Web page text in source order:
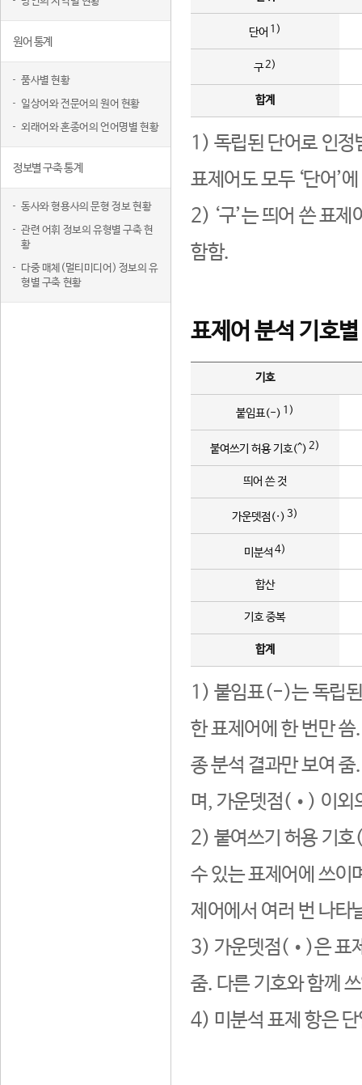
원어 통계
품사별 현황
일상어와 전문어의 원어 현황
외래어와 혼종어의 언어명별 현황
정보별 구축 통계
동사와 형용사의 문형 정보 현황
관련 어휘 정보의 유형별 구축 현
황
다중 매체(멀티미디어) 정보의 유
형별 구축 현황
단어 1)
구2)
합계
1) 독립된 단어로 인정
표제어도 모두 ‘단어’
2) ‘구’는 띄어 쓴 표
함함.
표제어 분석 기호
기호
붙임표(-) 1)
붙여쓰기 허용 기호(^) 2)
띄어 쓴 것
가운뎃점(·) 3)
미분석 4)
합산
기호 중복
합계
1) 붙임표(-)는 독립된
한 표제어에 한 번만
종 분석 결과만 보여
며, 가운뎃점(•) 이외
2) 붙여쓰기 허용 기호
수 있는 표제어에 쓰이
제어에서 여러 번 나타
3) 가운뎃점(•)은 표
줌. 다른 기호와 함께
4) 미분석 표제 항은